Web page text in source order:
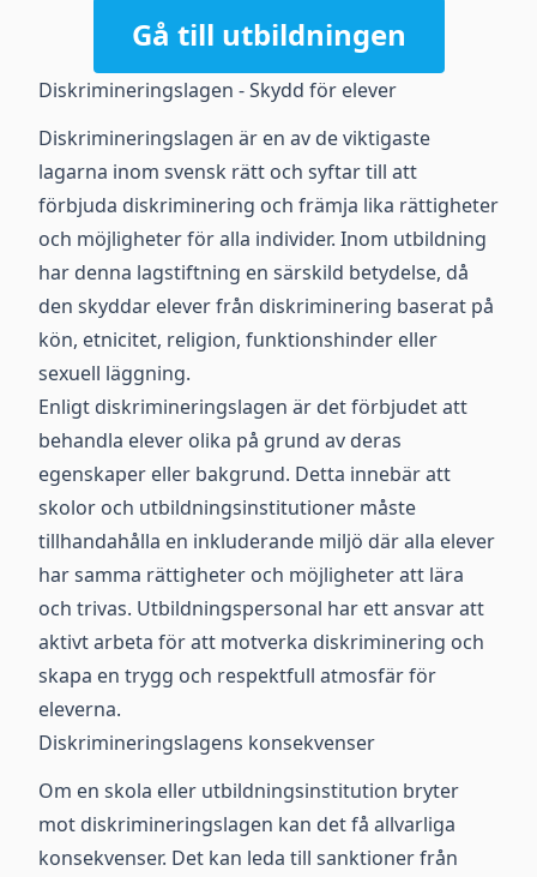
Gå till utbildningen
Diskrimineringslagen - Skydd för elever
Diskrimineringslagen är en av de viktigaste
lagarna inom svensk rätt och syftar till att
förbjuda diskriminering och främja lika rättigheter
och möjligheter för alla individer. Inom utbildning
har denna lagstiftning en särskild betydelse, då
den skyddar elever från diskriminering baserat på
kön, etnicitet, religion, funktionshinder eller
sexuell läggning.
Enligt diskrimineringslagen är det förbjudet att
behandla elever olika på grund av deras
egenskaper eller bakgrund. Detta innebär att
skolor och utbildningsinstitutioner måste
tillhandahålla en inkluderande miljö där alla elever
har samma rättigheter och möjligheter att lära
och trivas. Utbildningspersonal har ett ansvar att
aktivt arbeta för att motverka diskriminering och
skapa en trygg och respektfull atmosfär för
eleverna.
Diskrimineringslagens konsekvenser
Om en skola eller utbildningsinstitution bryter
mot diskrimineringslagen kan det få allvarliga
konsekvenser. Det kan leda till sanktioner från